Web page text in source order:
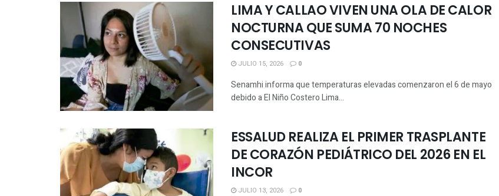
LIMA Y CALLAO VIVEN UNA OLA DE CALOR
NOCTURNA QUE SUMA 70 NOCHES
CONSECUTIVAS
JULIO 15, 2026 0
Senamhi informa que temperaturas elevadas comenzaron el 6 de mayo
debido a El Niño Costero Lima...
ESSALUD REALIZA EL PRIMER TRASPLANTE
DE CORAZÓN PEDIÁTRICO DEL 2026 EN EL
INCOR
JULIO 13, 2026 0